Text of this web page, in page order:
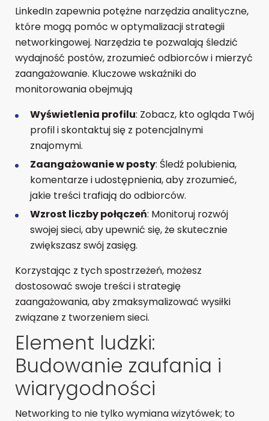
LinkedIn zapewnia potężne narzędzia analityczne,
które mogą pomóc w optymalizacji strategii
networkingowej. Narzędzia te pozwalają śledzić
wydajność postów, zrozumieć odbiorców i mierzyć
zaangażowanie. Kluczowe wskaźniki do
monitorowania obejmują
Wyświetlenia profilu: Zobacz, kto ogląda Twój
profil i skontaktuj się z potencjalnymi
znajomymi.
Zaangażowanie w posty: Śledź polubienia,
komentarze i udostępnienia, aby zrozumieć,
jakie treści trafiają do odbiorców.
Wzrost liczby połączeń: Monitoruj rozwój
swojej sieci, aby upewnić się, że skutecznie
zwiększasz swój zasięg.
Korzystając z tych spostrzeżeń, możesz
dostosować swoje treści i strategię
zaangażowania, aby zmaksymalizować wysiłki
związane z tworzeniem sieci.
Element ludzki:
Budowanie zaufania i
wiarygodności
Networking to nie tylko wymiana wizytówek; to